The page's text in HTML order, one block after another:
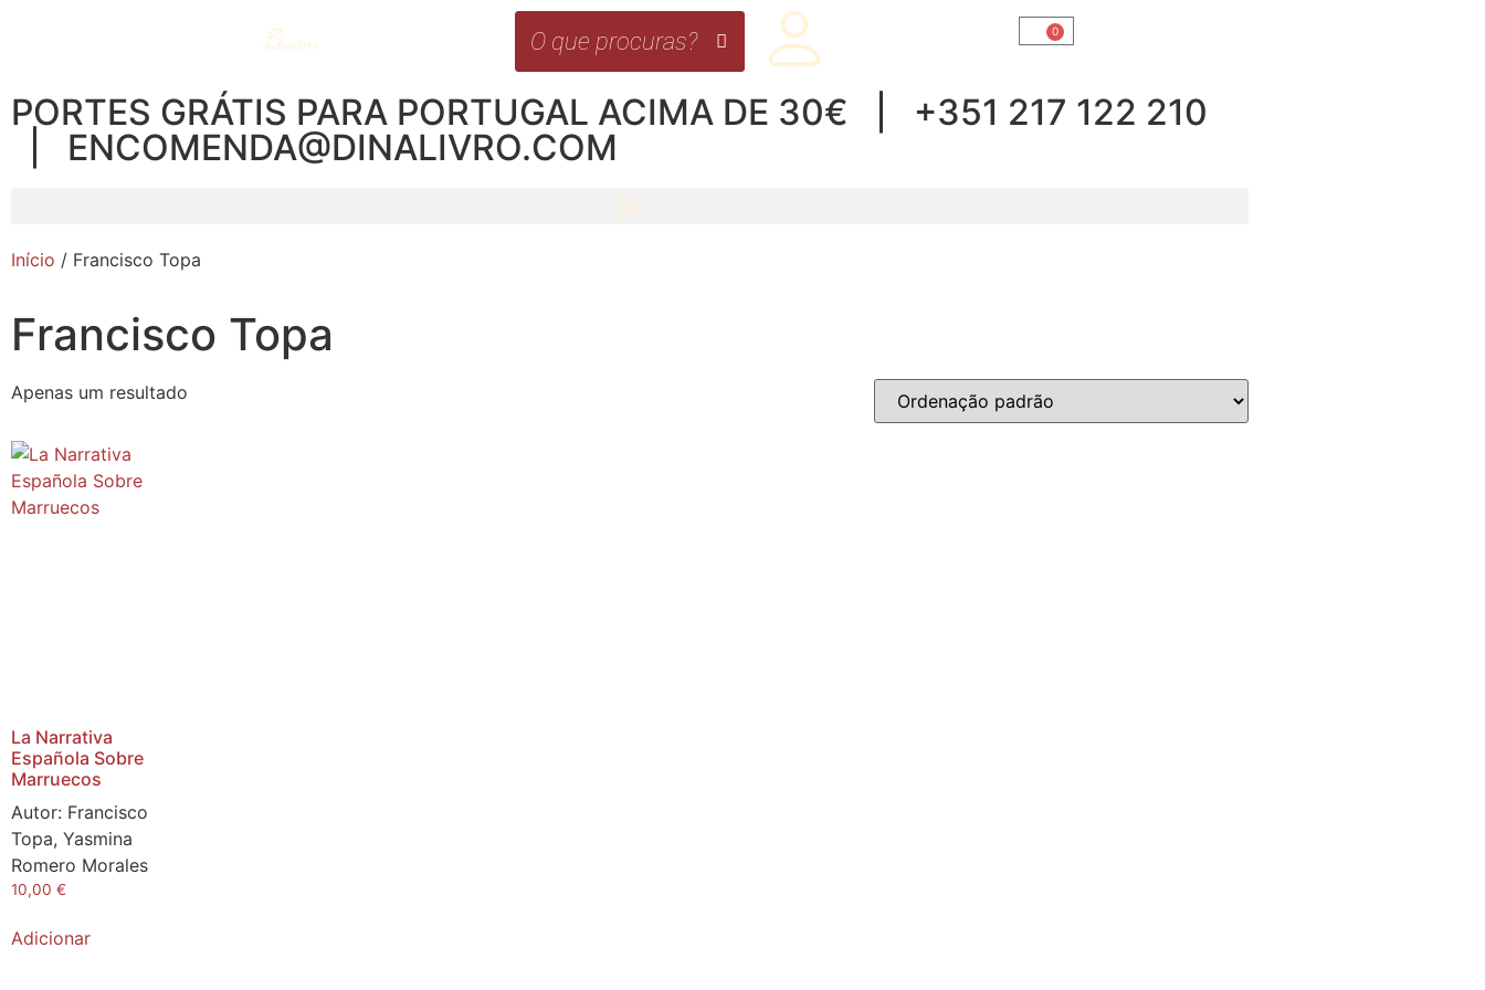
0
PORTES GRÁTIS PARA PORTUGAL ACIMA DE 30€ | +351 217 122 210
| ENCOMENDA@DINALIVRO.COM
Início / Francisco Topa
Francisco Topa
Apenas um resultado
La Narrativa
Española Sobre
Marruecos
Autor: Francisco
Topa, Yasmina
Romero Morales
10,00 €
Adicionar